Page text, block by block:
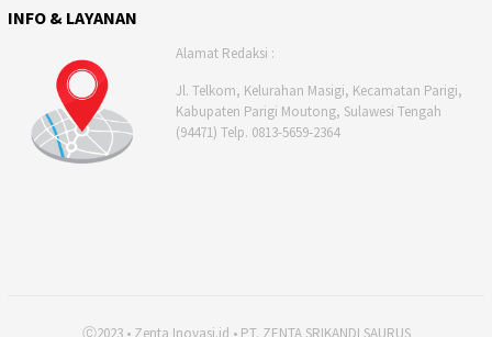
INFO & LAYANAN
Alamat Redaksi :
Jl. Telkom, Kelurahan Masigi, Kecamatan Parigi,
Kabupaten Parigi Moutong, Sulawesi Tengah
(94471) Telp. 0813-5659-2364